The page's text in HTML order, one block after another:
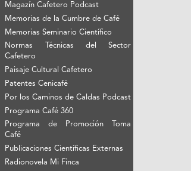
Magazín Cafetero Podcast
Memorias de la Cumbre de Café
Memorias Seminario Científico
Normas Técnicas del Sector
Cafetero
Paisaje Cultural Cafetero
Patentes Cenicafé
Por los Caminos de Caldas Podcast
Programa Café 360
Programa de Promoción Toma
Café
Publicaciones Científicas Externas
Radionovela Mi Finca